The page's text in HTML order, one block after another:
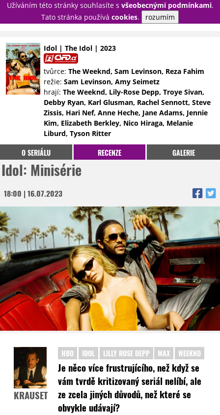
Užíváním této stránky souhlasíte s všeobecnými podmínkami.
Tato stránka používá cookies. rozumím
PŘIHLÁSIT
NOVINKY
TÉMATA
RECENZE
EPIZODY
KULT
TRAILERY
GALERIE
DISKUZE
STATISTIKY
Idol | The Idol | 2023
tvůrce: The Weeknd, Sam Levinson, Reza Fahim
režie: Sam Levinson, Amy Seimetz
hrají: The Weeknd, Lily-Rose Depp, Troye Sivan,
Debby Ryan, Karl Glusman, Rachel Sennott, Steve
Zissis, Hari Nef, Anne Heche, Jane Adams, Jennie
Kim, Elizabeth Berkley, Nico Hiraga, Melanie
Liburd, Tyson Ritter
O SERIÁLU RECENZE GALERIE
Idol: Minisérie
18:00 | 16.07.2023
KRAUSET
HBO IDOL LILLY ROSE DEPP MAX WEEKND
Je něco více frustrujícího, než když se
vám tvrdě kritizovaný seriál nelíbí, ale
ze zcela jiných důvodů, než které se
obvykle udávají?